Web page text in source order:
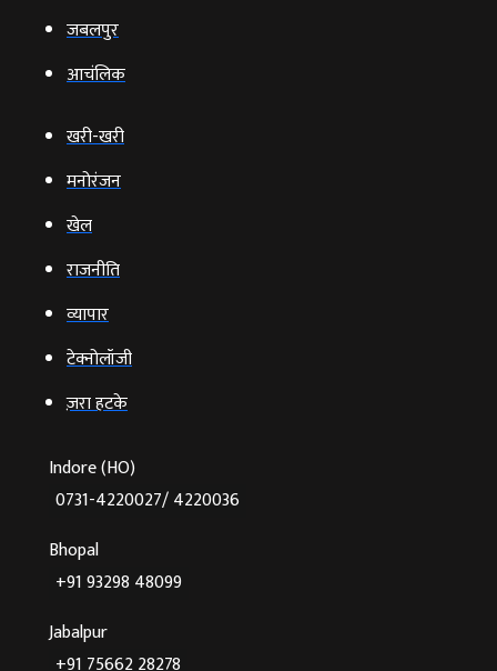
जबलपुर
आचंलिक
खरी-खरी
मनोरंजन
खेल
राजनीति
व्‍यापार
टेक्‍नोलॉजी
ज़रा हटके
Indore (HO)
0731-4220027/ 4220036
Bhopal
+91 93298 48099
Jabalpur
+91 75662 28278